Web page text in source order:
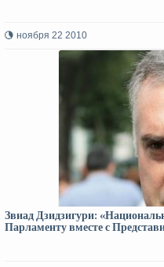
ноября 22 2010
Звиад Дзидзигури:
Парламенту вместе с